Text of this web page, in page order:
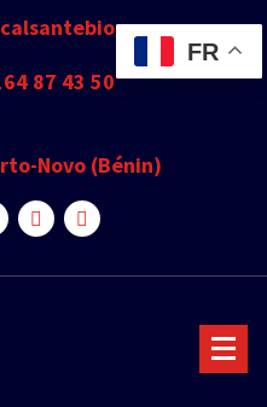
87 43 50
Novo (Bénin)
FR